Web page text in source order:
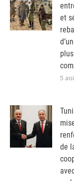
et
5
de